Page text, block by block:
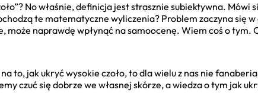
No właśnie, definicja jest strasznie subiektywna. Mówi
te matematyczne wyliczenia? Problem zaczyna się w
może naprawdę wpłynąć na samoocenę. Wiem coś o tym.
to, jak ukryć wysokie czoło, to dla wielu z nas nie
czuć się dobrze we własnej skórze, a wiedza o tym jak